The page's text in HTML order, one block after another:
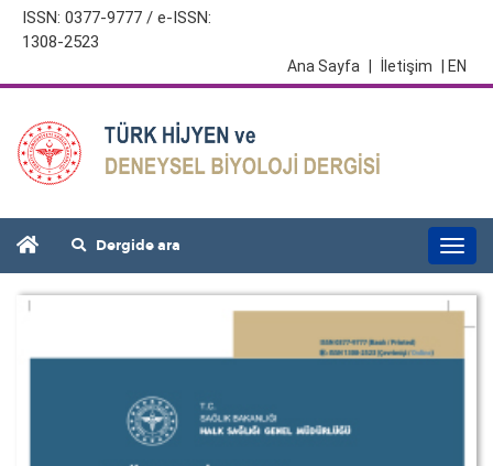
ISSN: 0377-9777 / e-ISSN:
1308-2523
| EN
İletişim
Ana Sayfa
Dergide ara